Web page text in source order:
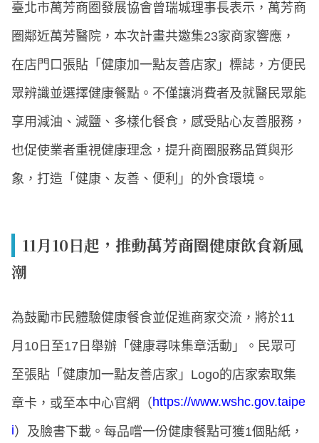
臺北市萬芳商圈發展協會曾瑞城理事長表示，萬芳商
圈鄰近萬芳醫院，本次計畫共邀集23家商家響應，
在店門口張貼「健康加一點友善店家」標誌，方便民
眾辨識並選擇健康餐點。不僅讓消費者及就醫民眾能
享用減油、減鹽、多樣化餐食，感受貼心友善服務，
也促使業者重視健康理念，提升商圈服務品質與形
象，打造「健康、友善、便利」的外食環境。
11月10日起，推動萬芳商圈健康飲食新風
潮
為鼓勵市民體驗健康餐食並促進商家交流，將於11
月10日至17日舉辦「健康尋味集章活動」。民眾可
至張貼「健康加一點友善店家」Logo的店家索取集
章卡，或至本中心官網（ https://www.wshc.gov.taipe
i）及臉書下載。每品嚐一份健康餐點可獲1個貼紙，